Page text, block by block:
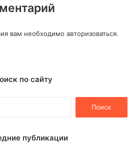
вам необходимо авторизоваться.
по сайту
публикации